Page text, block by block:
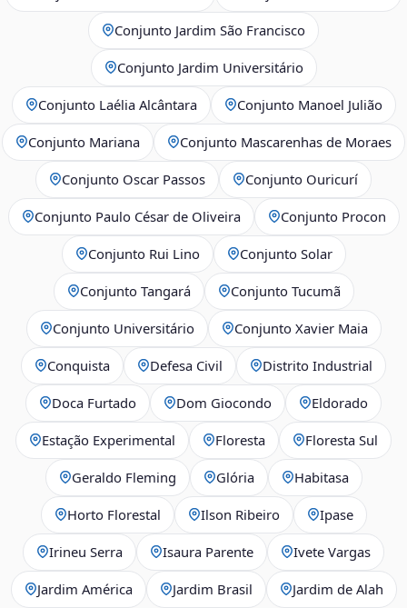
Conjunto Jardim São Francisco
Conjunto Jardim Universitário
Conjunto Laélia Alcântara Conjunto Manoel Julião
Conjunto Mariana Conjunto Mascarenhas de Moraes
Conjunto Oscar Passos Conjunto Ouricurí
Conjunto Paulo César de Oliveira Conjunto Procon
Conjunto Rui Lino Conjunto Solar
Conjunto Tangará Conjunto Tucumã
Conjunto Universitário Conjunto Xavier Maia
Conquista Defesa Civil Distrito Industrial
Doca Furtado Dom Giocondo Eldorado
Estação Experimental Floresta Floresta Sul
Geraldo Fleming Glória Habitasa
Horto Florestal Ilson Ribeiro Ipase
Irineu Serra Isaura Parente Ivete Vargas
Jardim América Jardim Brasil Jardim de Alah